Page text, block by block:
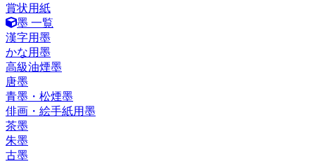
賞状用紙
墨 一覧
漢字用墨
かな用墨
高級油煙墨
唐墨
青墨・松煙墨
俳画・絵手紙用墨
茶墨
朱墨
古墨